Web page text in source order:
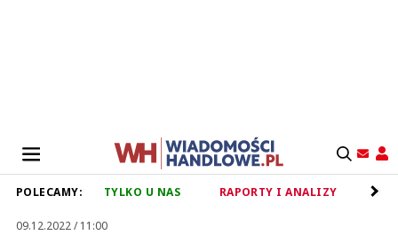
POLECAMY: TYLKO U NAS RAPORTY I ANALIZY
09.12.2022 / 11:00